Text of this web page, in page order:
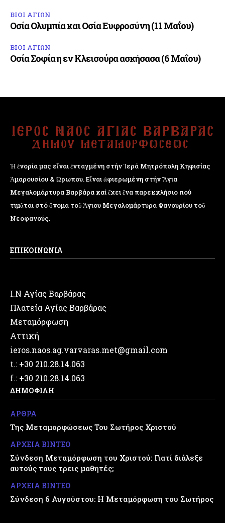
ΒΙΟΙ ΑΓΙΩΝ
Οσία Ολυμπία και Οσία Ευφροσύνη (11 Μαΐου)
ΒΙΟΙ ΑΓΙΩΝ
Οσία Σοφία η εν Κλεισούρα ασκήσασα (6 Μαΐου)
Ἡ ἐνορία μας εἶναι ἐνταγμένη στήν Ἱερά Μητρόπολη Κηφισίας
Ἁμαρουσίου & Ὠρωπου. Εἶναι ἀφιερωμένη στήν Ἅγια
Μεγαλομάρτυρα Βαρβάρα καί ἔχει ἕνα παρεκκλήσιο πού
τιμᾶται στό ὄνομα τοῦ Ἁγιου Μεγαλομάρτυρα Φανουρίου τοῦ
Νεοφανούς.
ΕΠΙΚΟΙΝΩΝΙΑ
Ι.Ν Αγίας Βαρβάρας
Πλατεία Αγίας Βαρβάρας
Μεταμόρφωση
Αττική
ieros.naos.ag.varvaras.met@gmail.com
t.: +30 210.28.14.063
f.: +30 210.28.14.063
ΔΗΜΟΦΙΛΗ
ΑΡΘΡΑ
Της Μεταμορφώσεως Του Σωτήρος Χριστού
ΑΡΧΕΙΑ ΒΙΝΤΕΟ
Σύνδεση Μεταμόρφωση του Χριστού: Γιατί διάλεξε
αυτούς τους τρεις μαθητές;
ΑΡΧΕΙΑ ΒΙΝΤΕΟ
Σύνδεση 6 Αυγούστου: Η Μεταμόρφωση του Σωτήρος